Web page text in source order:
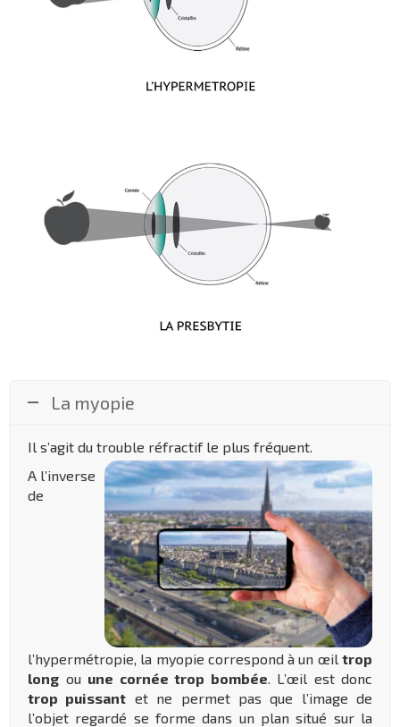
La myopie
Il s’agit du trouble réfractif le plus fréquent.
A l’inverse
de
l’hypermétropie, la myopie correspond à un œil trop
long ou une cornée trop bombée . L’œil est donc
trop puissant et ne permet pas que l’image de
l’objet regardé se forme dans un plan situé sur la